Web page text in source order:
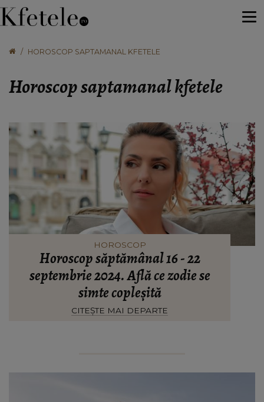
HOROSCOP SAPTAMANAL KFETELE
Horoscop saptamanal kfetele
HOROSCOP
Horoscop săptămânal 16 - 22
septembrie 2024. Află ce zodie se
simte copleșită
CITEȘTE MAI DEPARTE